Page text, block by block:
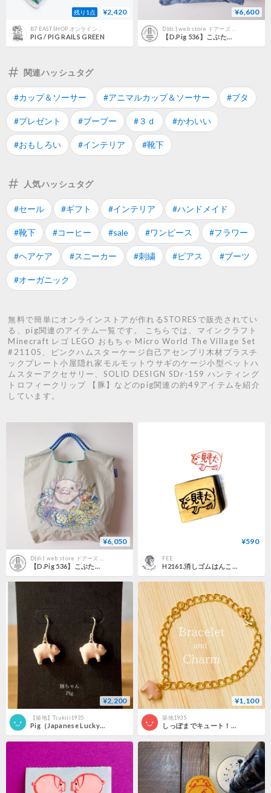
残り1点 ¥2,420
PIG / PIG RAILS GREEN
¥6,600
関連ハッシュタグ
#カップ＆ソーサー #アニマルカップ＆ソーサー #ブタ
#プレゼント #ブーブー #３ｄ #かわいい
#おもしろい #インテリア #靴下
人気ハッシュタグ
#セール #ギフト #インテリア #ハンドメイド
#靴下 #コーヒー #sale #ワンピース #フラワー
#ヘアケア #スニーカー #刺繍 #ピアス #ブーツ
#オーガニック
無料で簡単にオンラインストアが作れるSTORESで販売されてい
る、pig関連のアイテム一覧です。 こちらでは、マインクラフト
Minecraft レゴ LEGO おもちゃ Micro World The Village Set
#21105、ピンクハムスターケージ自己アセンブリ木材プラスチ
ックプレート小屋隠れ家モルモットウサギのケージ小型ペットハ
ムスターアクセサリー、SOLID DESIGN SDr-159 ハンティング
トロフィークリップ 【豚】などのpig関連の約49アイテムを紹介
しています。
¥6,050
【D.Pig 536】こぶたのゴミロク／ Mサイズ【Ball & Chain】エコバッグ
¥590
FEE
H2161.消しゴムはんこ(スタンプ)ブタ 見ました
¥2,200
【築地】Tsukiji1935
Pig（Japanese Lucky Charm）
¥1,100
築地1935
しっぽまでキュート！ぶたちゃんの幸運ブレスレット🐷